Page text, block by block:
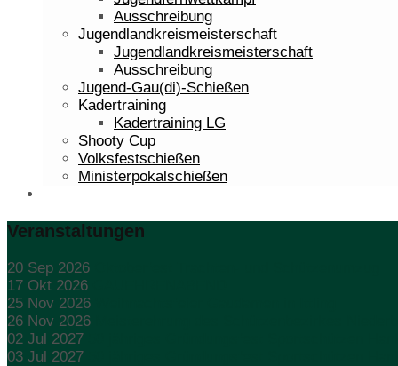
Ausschreibung
Jugendlandkreismeisterschaft
Jugendlandkreismeisterschaft
Ausschreibung
Jugend-Gau(di)-Schießen
Kadertraining
Kadertraining LG
Shooty Cup
Volksfestschießen
Ministerpokalschießen
Veranstaltungen
20 Sep 2026
17 Okt 2026
25 Nov 2026
26 Nov 2026
02 Jul 2027
03 Jul 2027